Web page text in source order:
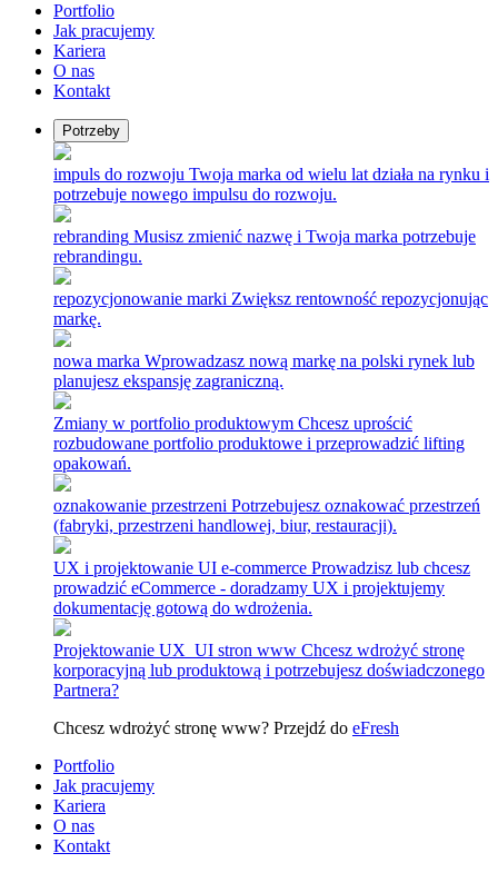
Portfolio
Jak pracujemy
Kariera
O nas
Kontakt
Potrzeby
impuls do rozwoju Twoja marka od wielu lat działa na rynku i
potrzebuje nowego impulsu do rozwoju.
rebranding Musisz zmienić nazwę i Twoja marka potrzebuje
rebrandingu.
repozycjonowanie marki Zwiększ rentowność repozycjonując
markę.
nowa marka Wprowadzasz nową markę na polski rynek lub
planujesz ekspansję zagraniczną.
Zmiany w portfolio produktowym Chcesz uprościć
rozbudowane portfolio produktowe i przeprowadzić lifting
opakowań.
oznakowanie przestrzeni Potrzebujesz oznakować przestrzeń
(fabryki, przestrzeni handlowej, biur, restauracji).
UX i projektowanie UI e-commerce Prowadzisz lub chcesz
prowadzić eCommerce - doradzamy UX i projektujemy
dokumentację gotową do wdrożenia.
Projektowanie UX_UI stron www Chcesz wdrożyć stronę
korporacyjną lub produktową i potrzebujesz doświadczonego
Partnera?
Chcesz wdrożyć stronę www? Przejdź do eFresh
Portfolio
Jak pracujemy
Kariera
O nas
Kontakt